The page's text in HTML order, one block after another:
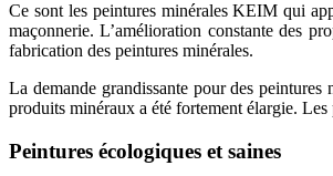
Ce sont les peintures minérales KEIM qui
maçonnerie. L’amélioration constante des
fabrication des peintures minérales.
La demande grandissante pour des
produits minéraux a été fortement élargie.
Peintures écologiques et saines